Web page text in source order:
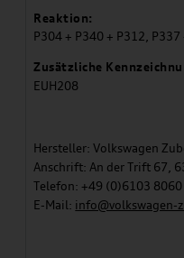
Reaktion:
P304 + P340 + P312,
Zusätzliche
EUH208
Hersteller: Volkswagen
Anschrift: An der Trift 67,
Telefon: +49 (0)6103 8060
E-Mail: info@volkswagen-